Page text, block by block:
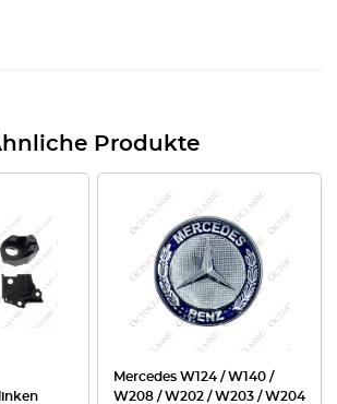
Produkte
Mercedes W124 / W140 /
W208 / W202 / W203 / W204